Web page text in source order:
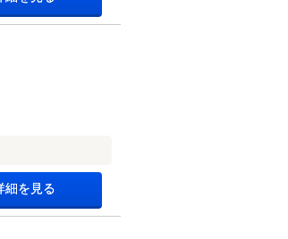
細を見る